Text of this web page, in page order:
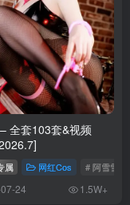
898MB]
28MB]
圈
全套103套&视频
属 网红Cos # 阿雪雪
24 1.5W+